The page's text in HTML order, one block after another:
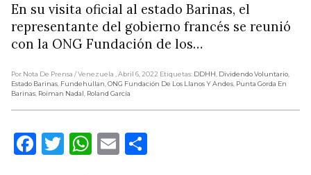
En su visita oficial al estado Barinas, el
representante del gobierno francés se reunió
con la ONG Fundación de los…
Por Nota De Prensa / Venezuela , Abril 6, 2022 Etiquetas: DDHH, Dividendo Voluntario,
Estado Barinas, Fundehullan,ONG Fundación De Los Llanos Y Andes, Punta Gorda En
Barinas, Roiman Nadal, Roland García
Facebook
Twitter
WhatsApp
Email